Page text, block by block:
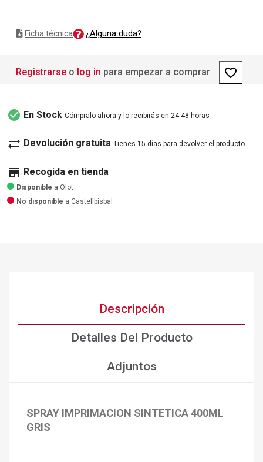
Crear lista de deseos
Iniciar sesión
Ficha técnica ¿Alguna duda?
Registrarse o log in para empezar a comprar favorite_border
check_circle En Stock Cómpralo ahora y lo recibirás en 24-48 horas
sync_alt Devolución gratuita Tienes 15 días para devolver el producto
store Recogida en tienda
Disponible a Olot
No disponible a Castellbisbal
Descripción
Detalles Del Producto
Adjuntos
SPRAY IMPRIMACION SINTETICA 400ML
GRIS